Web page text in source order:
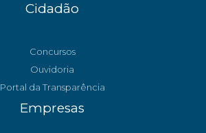
Cidadão
Concursos
Ouvidoria
Portal da Transparência
Empresas